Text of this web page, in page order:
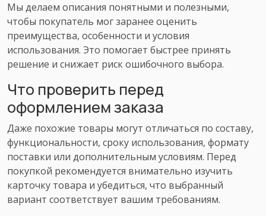
Мы делаем описания понятными и полезными,
чтобы покупатель мог заранее оценить
преимущества, особенности и условия
использования. Это помогает быстрее принять
решение и снижает риск ошибочного выбора.
Что проверить перед
оформлением заказа
Даже похожие товары могут отличаться по составу,
функциональности, сроку использования, формату
поставки или дополнительным условиям. Перед
покупкой рекомендуется внимательно изучить
карточку товара и убедиться, что выбранный
вариант соответствует вашим требованиям.